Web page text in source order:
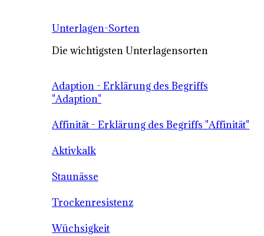
Unterlagen-Sorten
Die wichtigsten Unterlagensorten
Adaption - Erklärung des Begriffs
"Adaption"
Affinität - Erklärung des Begriffs "Affinität"
Aktivkalk
Staunässe
Trockenresistenz
Wüchsigkeit